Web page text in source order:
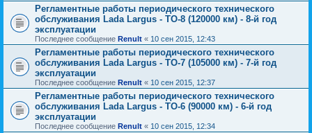
Регламентные работы периодического технического
обслуживания Lada Largus - ТО-8 (120000 км) - 8-й год
эксплуатации
Последнее сообщение Renult « 10 сен 2015, 12:43
Регламентные работы периодического технического
обслуживания Lada Largus - ТО-7 (105000 км) - 7-й год
эксплуатации
Последнее сообщение Renult « 10 сен 2015, 12:37
Регламентные работы периодического технического
обслуживания Lada Largus - ТО-6 (90000 км) - 6-й год
эксплуатации
Последнее сообщение Renult « 10 сен 2015, 12:34